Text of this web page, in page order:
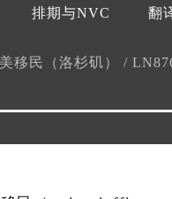
翻
排期与NVC
移民（洛杉矶） /